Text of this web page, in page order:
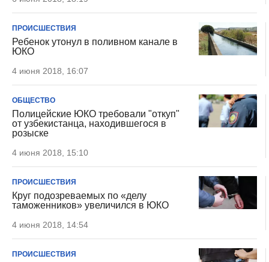
ПРОИСШЕСТВИЯ
Ребенок утонул в поливном канале в
ЮКО
4 июня 2018, 16:07
ОБЩЕСТВО
Полицейские ЮКО требовали "откуп"
от узбекистанца, находившегося в
розыске
4 июня 2018, 15:10
ПРОИСШЕСТВИЯ
Круг подозреваемых по «делу
таможенников» увеличился в ЮКО
4 июня 2018, 14:54
ПРОИСШЕСТВИЯ